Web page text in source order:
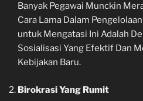
Banyak Pegawai Munckin
Cara Lama Dalam
untuk Mengatasi Ini Adalah
Sosialisasi Yang Efektif Dan
Kebijakan Baru.
Birokrasi Yang Rumit